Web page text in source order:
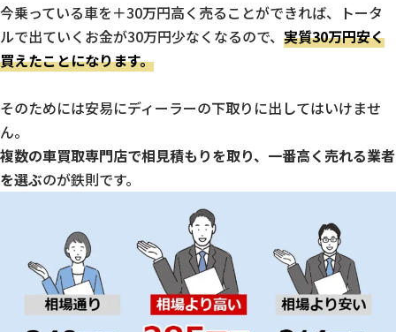
今乗っている車を＋30万円高く売ることができれば、トータ
ルで出ていくお金が30万円少なくなるので、 実質30万円安く
買えたことになります。
そのためには安易にディーラーの下取りに出してはいけませ
ん。
複数の車買取専門店で相見積もりを取り、一番高く売れる業者
を選ぶのが鉄則です。